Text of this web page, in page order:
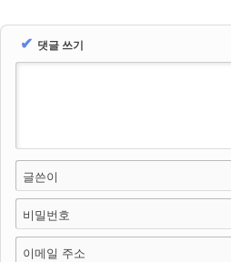
✔ 댓글 쓰기
글쓴이
비밀번호
이메일 주소